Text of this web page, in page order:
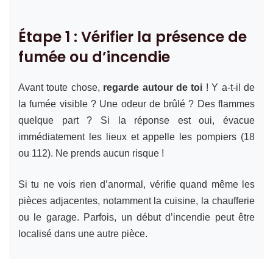
Étape 1 : Vérifier la présence de
fumée ou d’incendie
Avant toute chose, regarde autour de toi ! Y a-t-il de
la fumée visible ? Une odeur de brûlé ? Des flammes
quelque part ? Si la réponse est oui, évacue
immédiatement les lieux et appelle les pompiers (18
ou 112). Ne prends aucun risque !
Si tu ne vois rien d’anormal, vérifie quand même les
pièces adjacentes, notamment la cuisine, la chaufferie
ou le garage. Parfois, un début d’incendie peut être
localisé dans une autre pièce.